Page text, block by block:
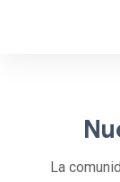
La